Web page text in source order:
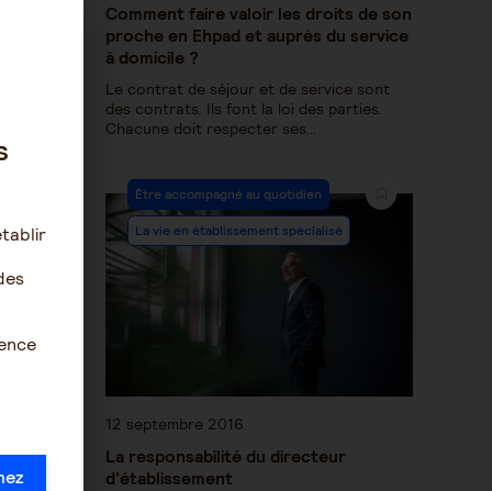
Comment faire valoir les droits de son
proche en Ehpad et auprès du service
à domicile ?
Le contrat de séjour et de service sont
des contrats. Ils font la loi des parties.
Chacune doit respecter ses…
Être accompagné au quotidien
La vie en établissement spécialisé
12 septembre 2016
La responsabilité du directeur
d’établissement